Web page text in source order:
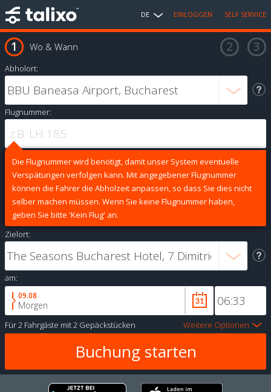
DE EINLOGGEN SELF SERVICE
Wo & Wann
Abholort:
Flugnummer:
Die Flugnummer wird benötigt, damit unser System eventuelle
Verspätungen verfolgen kann. Mit angegebener Flugnummer
können die Fahrer die Abholzeit anpassen, so dass Sie dies nicht
selber machen müssen. Wenn Sie keine Flugnummer haben,
geben Sie bitte 'Kein Flug' an.
Zielort:
am:
09.08
Morgen
Für2 Fahrgäste mit2 Gepäckstücken Weitere Optionen